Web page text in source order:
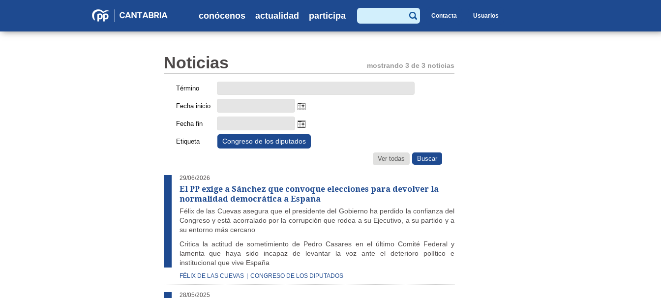
Partido
conócenos actualidad participa
Buscar
Contacta Usuarios
Noticias mostrando 3 de 3 noticias
Término
Fecha inicio
Fecha fin
Etiqueta Congreso de los diputados
Ver todas
29/06/2026
El PP exige a Sánchez que convoque elecciones para devolver la
normalidad democrática a España
Félix de las Cuevas asegura que el presidente del Gobierno ha perdido la confianza del
Congreso y está acorralado por la corrupción que rodea a su Ejecutivo, a su partido y a
su entorno más cercano
Critica la actitud de sometimiento de Pedro Casares en el último Comité Federal y
lamenta que haya sido incapaz de levantar la voz ante el deterioro político e
institucional que vive España
FÉLIX DE LAS CUEVAS CONGRESO DE LOS DIPUTADOS
28/05/2025